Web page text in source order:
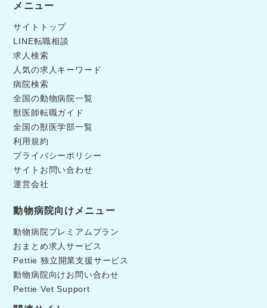
メニュー
サイトトップ
LINE転職相談
求人検索
人気の求人キーワード
病院検索
全国の動物病院一覧
獣医師転職ガイド
全国の獣医学部一覧
利用規約
プライバシーポリシー
サイトお問い合わせ
運営会社
動物病院向けメニュー
動物病院プレミアムプラン
おまとめ求人サービス
Pettie 独立開業支援サービス
動物病院向けお問い合わせ
Pettie Vet Support